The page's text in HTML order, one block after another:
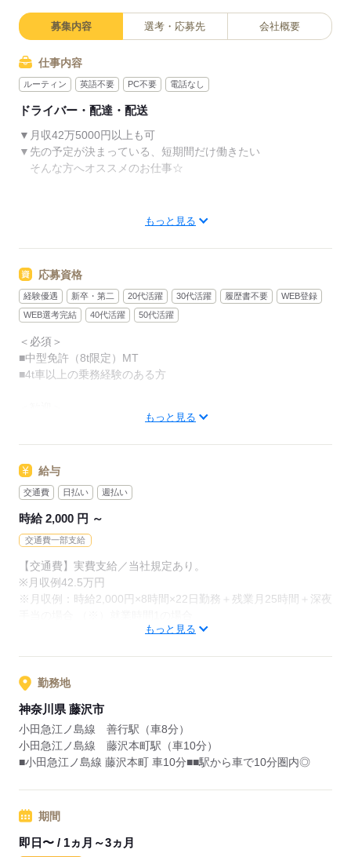
募集内容 選考・応募先 会社概要
仕事内容
ルーティン 英語不要 PC不要 電話なし
ドライバー・配達・配送
▼月収42万5000円以上も可
▼先の予定が決まっている、短期間だけ働きたい
そんな方へオススメのお仕事☆
【4t車でチルド商品配送ドライバー】
量販店を回ります◎
■件数：5～6件ほど
■積み降ろし：カゴ積みカゴ卸し
配送後、容器などの片づけをして終了！
※詳細は面談にて
#中型・大型車のお仕事
応募する
もっと見る
応募資格
経験優遇 新卒・第二 20代活躍 30代活躍 履歴書不要
WEB登録
WEB選考完結
40代活躍 50代活躍
＜必須＞
■中型免許（8t限定）MT
■4t車以上の乗務経験のある方
■何かしらの配送経験のある方
■大手企業で働きたい方
もっと見る
給与
交通費 日払い 週払い
時給 2,000 円 ～
交通費一部支給
【交通費】実費支給／当社規定あり。
※月収例42.5万円
※月収例：時給2,000円×8時間×22日勤務＋残業月25時間＋深夜
もっと見る
勤務地
神奈川県 藤沢市
小田急江ノ島線 善行駅（車8分）
小田急江ノ島線 藤沢本町駅（車10分）
■小田急江ノ島線 藤沢本町 車10分■■駅から車で10分圏内◎
期間
即日〜 / 1ヵ月～3ヵ月